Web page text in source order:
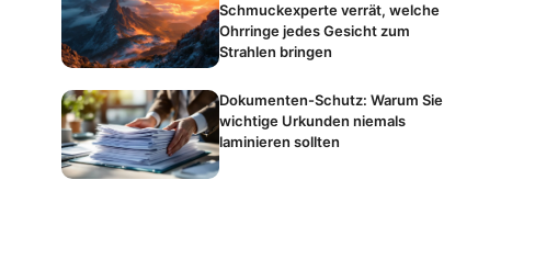
Schmuckexperte verrät, welche
Ohrringe jedes Gesicht zum
Strahlen bringen
Dokumenten-Schutz: Warum Sie
wichtige Urkunden niemals
laminieren sollten